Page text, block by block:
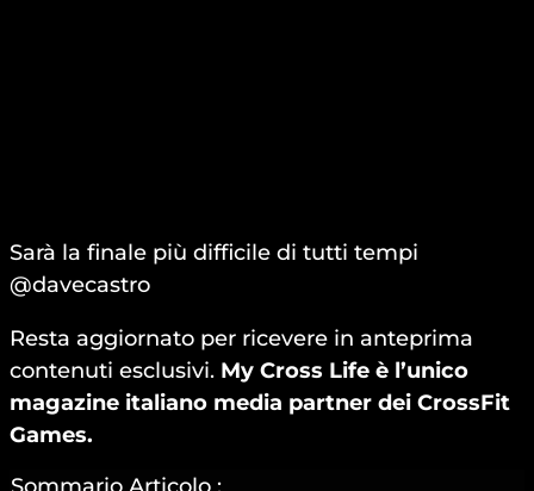
Sarà la finale più difficile di tutti tempi
@davecastro
Resta aggiornato per ricevere in anteprima
contenuti esclusivi. My Cross Life è l’unico
magazine italiano media partner dei CrossFit
Games.